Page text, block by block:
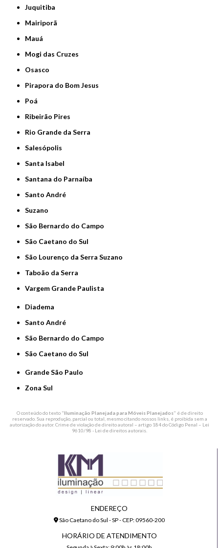
Juquitiba
Mairiporã
Mauá
Mogi das Cruzes
Osasco
Pirapora do Bom Jesus
Poá
Ribeirão Pires
Rio Grande da Serra
Salesópolis
Santa Isabel
Santana do Parnaíba
Santo André
Suzano
São Bernardo do Campo
São Caetano do Sul
São Lourenço da Serra Suzano
Taboão da Serra
Vargem Grande Paulista
Diadema
Santo André
São Bernardo do Campo
São Caetano do Sul
Grande São Paulo
Zona Sul
O conteúdo do texto "Iluminação Planejada para Móveis Planejados" é de direito
reservado. Sua reprodução, parcial ou total, mesmo citando nossos links, é proibida sem a
autorização do autor. Crime de violação de direito autoral – artigo 184 do Código Penal – Lei
9610/98 - Lei de direitos autorais
ENDEREÇO
São Caetano do Sul - SP - CEP: 09560-200
HORÁRIO DE ATENDIMENTO